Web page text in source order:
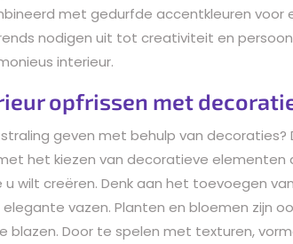
met gedurfde accentkleuren voor
nodigen uit tot creativiteit en
interieur.
opfrissen met
geven met behulp van decoraties?
het kiezen van decoratieve elementen
wilt creëren. Denk aan het toevoegen
vazen. Planten en bloemen zijn
blazen. Door te spelen met texturen,